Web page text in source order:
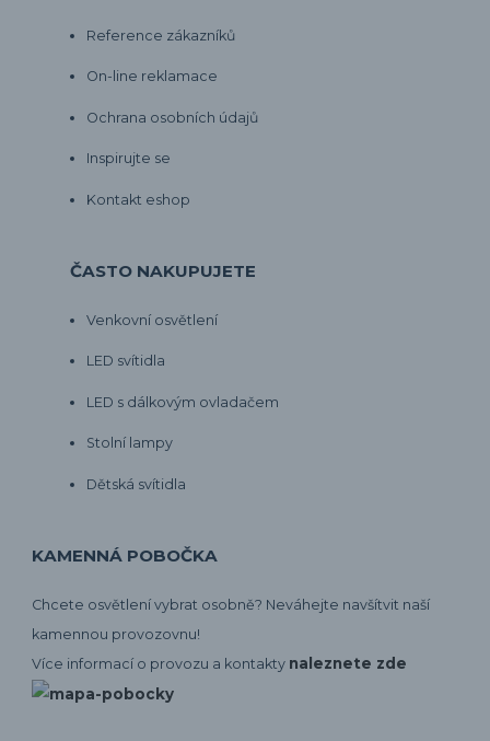
Reference zákazníků
On-line reklamace
Ochrana osobních údajů
Inspirujte se
Kontakt eshop
ČASTO NAKUPUJETE
Venkovní osvětlení
LED svítidla
LED s dálkovým ovladačem
Stolní lampy
Dětská svítidla
KAMENNÁ POBOČKA
Chcete osvětlení vybrat osobně? Neváhejte navšítvit naší
kamennou provozovnu!
Více informací o provozu a kontakty naleznete zde